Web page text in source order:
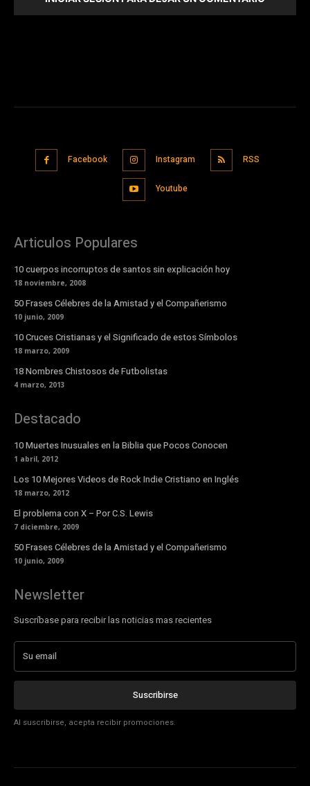
Facebook Instagram RSS
Youtube
Articulos Populares
10 cuerpos incorruptos de santos sin explicación hoy
18 noviembre, 2008
50 Frases Célebres de la Amistad y el Compañerismo
10 junio, 2009
10 Cruces Cristianas y el Significado de estos Símbolos
18 marzo, 2009
18 Nombres Chistosos de Futbolistas
4 marzo, 2013
Destacado
10 Muertes Inusuales en la Biblia que Pocos Conocen
1 abril, 2012
Los 10 Mejores Videos de Rock Indie Cristiano en Inglés
18 marzo, 2012
El problema con X – Por C.S. Lewis
7 diciembre, 2009
50 Frases Célebres de la Amistad y el Compañerismo
10 junio, 2009
Newsletter
Suscríbase para recibir las noticias mas recientes
Suscribirse
Al suscribirse, acepta recibir promociones.